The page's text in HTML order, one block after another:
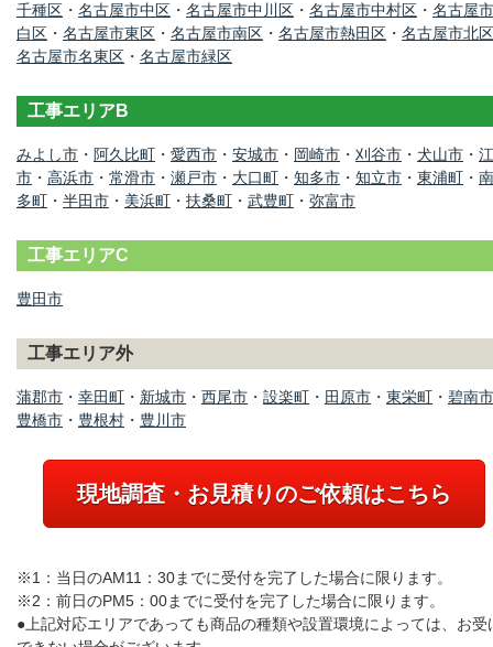
千種区 ・ 名古屋市中区 ・ 名古屋市中川区 ・ 名古屋市中村区 ・ 名古屋
白区 ・ 名古屋市東区 ・ 名古屋市南区 ・ 名古屋市熱田区 ・ 名古屋市北区
名古屋市名東区 ・ 名古屋市緑区
工事エリアB
みよし市 ・ 阿久比町 ・ 愛西市 ・ 安城市 ・ 岡崎市 ・ 刈谷市 ・ 犬山市 ・
市 ・ 高浜市 ・ 常滑市 ・ 瀬戸市 ・ 大口町 ・ 知多市 ・ 知立市 ・ 東浦町 ・
多町 ・ 半田市 ・ 美浜町 ・ 扶桑町 ・ 武豊町 ・ 弥富市
工事エリアC
豊田市
工事エリア外
蒲郡市 ・ 幸田町 ・ 新城市 ・ 西尾市 ・ 設楽町 ・ 田原市 ・ 東栄町 ・ 碧南市
豊橋市 ・ 豊根村 ・ 豊川市
現地調査・お見積りのご依頼はこちら
※1：当日のAM11：30までに受付を完了した場合に限ります。
※2：前日のPM5：00までに受付を完了した場合に限ります。
●上記対応エリアであっても商品の種類や設置環境によっては、お受